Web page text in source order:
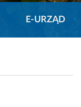
E-URZĄD